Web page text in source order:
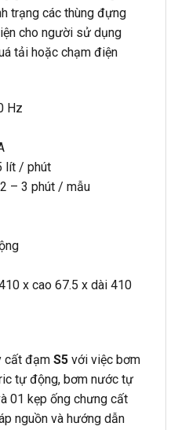
trạng các thùng đựng
cho người sử dụng
tải hoặc chạm điện
Hz
lít / phút
– 3 phút / mẫu
x cao 67.5 x dài 410
cất đạm S5 với việc bơm
tự động, bơm nước tự
01 kẹp ống chưng cất
nguồn và hướng dẫn